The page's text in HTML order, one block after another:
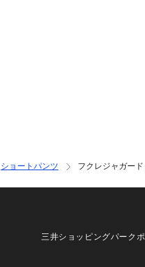
ショートパンツ フクレジャガー
三井ショッピングパークポ